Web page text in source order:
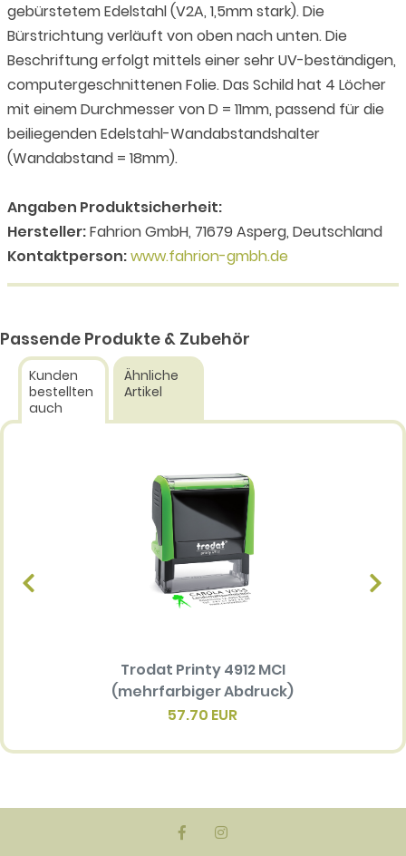
gebürstetem Edelstahl (V2A, 1,5mm stark). Die
Bürstrichtung verläuft von oben nach unten. Die
Beschriftung erfolgt mittels einer sehr UV-beständigen,
computergeschnittenen Folie. Das Schild hat 4 Löcher
mit einem Durchmesser von D = 11mm, passend für die
beiliegenden Edelstahl-Wandabstandshalter
(Wandabstand = 18mm).
Angaben Produktsicherheit:
Hersteller:Fahrion GmbH, 71679 Asperg, Deutschland
Kontaktperson:www.fahrion-gmbh.de
Passende Produkte & Zubehör
Kunden
bestellten
auch
Ähnliche
Artikel
Trodat Printy 4912 MCI
(mehrfarbiger Abdruck)
57.70 EUR